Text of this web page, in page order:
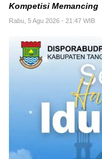
Kompetisi Memancing
Rabu, 5 Agu 2026 - 21:47 WIB